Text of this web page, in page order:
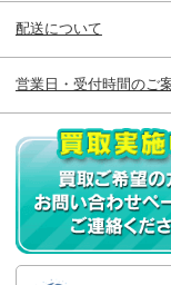
配送について
営業日・受付時間のご